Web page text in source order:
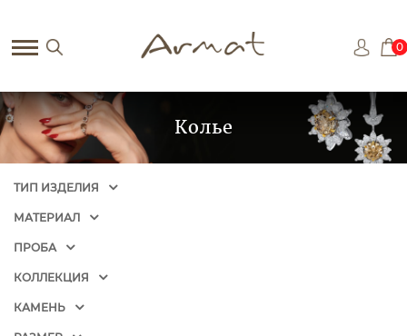
0
Колье
ТИП ИЗДЕЛИЯ
МАТЕРИАЛ
ПРОБА
КОЛЛЕКЦИЯ
КАМЕНЬ